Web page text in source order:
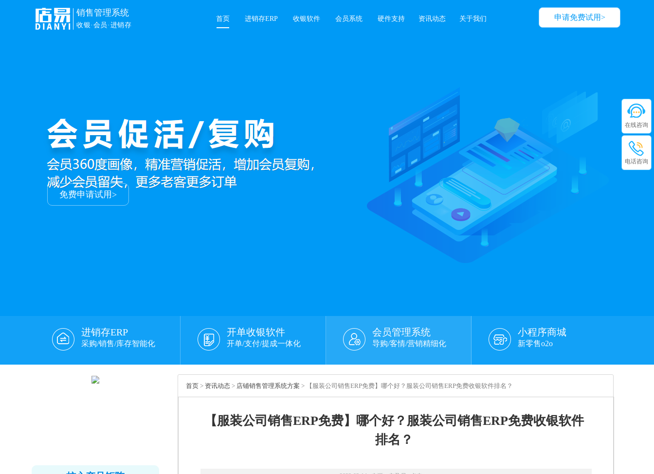
申请免费试用>
销售管理系统
收银·会员·进销存
首页 进销存ERP 收银软件 会员系统 硬件支持 资讯动态 关于我们
免费申请试用>
进销存ERP
采购/销售/库存智能化
开单收银软件
开单/支付/提成一体化
会员管理系统
导购/客情/营销精细化
小程序商城
新零售o2o
首页 > 资讯动态 > 店铺销售管理系统方案 > 【服装公司销售ERP免费】哪个好？服装公司销售ERP免费收银软件排名？
【服装公司销售ERP免费】哪个好？服装公司销售ERP免费收银软件
排名？
在线咨询
电话咨询